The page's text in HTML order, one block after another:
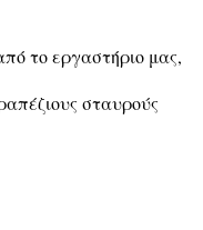
το εργαστήριο μας,
σταυρούς